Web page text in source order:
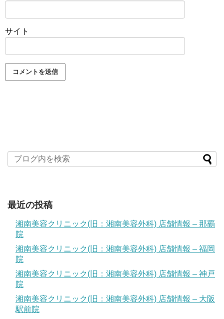
サイト
最近の投稿
湘南美容クリニック(旧：湘南美容外科) 店舗情報 – 那覇
院
湘南美容クリニック(旧：湘南美容外科) 店舗情報 – 福岡
院
湘南美容クリニック(旧：湘南美容外科) 店舗情報 – 神戸
院
湘南美容クリニック(旧：湘南美容外科) 店舗情報 – 大阪
駅前院